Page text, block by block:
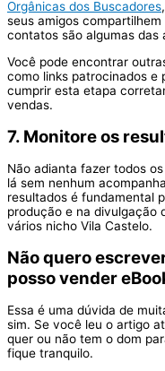
Orgânicas dos Buscadores
seus amigos
contatos são algumas das
Você pode encontrar
como links patrocinados e
cumprir esta etapa
vendas.
7. Monitore os
Não adianta fazer todos
lá sem nenhum
resultados é fundamental
produção e na divulgação
vários nicho Vila Castelo.
Não quero
posso vender
Essa é uma dúvida de
sim. Se você leu o artigo
quer ou não tem o dom
fique tranquilo.